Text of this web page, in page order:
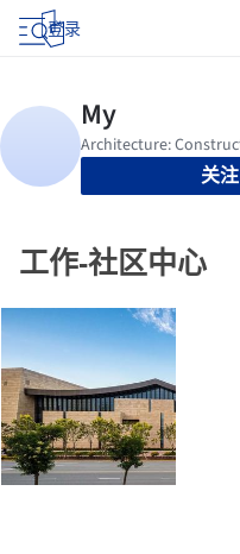
登录
关注
工作-社区中心